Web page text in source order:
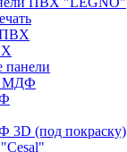
ПВХ
панели
МДФ
3D (под покраску)